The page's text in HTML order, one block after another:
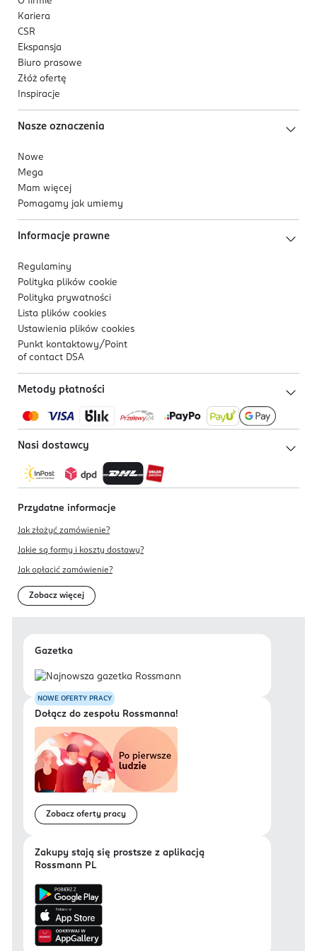
Kariera
CSR
Ekspansja
Biuro prasowe
Złóż ofertę
Inspiracje
Nasze oznaczenia
Nowe
Mega
Mam więcej
Pomagamy jak umiemy
Informacje prawne
Regulaminy
Polityka plików cookie
Polityka prywatności
Lista plików cookies
Ustawienia plików cookies
Punkt kontaktowy/ Point
of contact DSA
Metody płatności
Nasi dostawcy
Przydatne informacje
Jak złożyć zamówienie?
Jakie są formy i koszty dostawy?
Jak opłacić zamówienie?
Zobacz więcej
Gazetka
NOWE OFERTY PRACY
Dołącz do zespołu Rossmanna!
Zobacz oferty pracy
Zakupy stają się prostsze z aplikacją
Rossmann PL